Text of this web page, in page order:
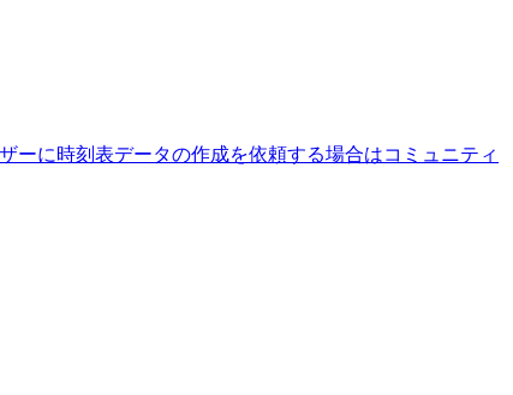
ーに時刻表データの作成を依頼する場合はコミュニティ